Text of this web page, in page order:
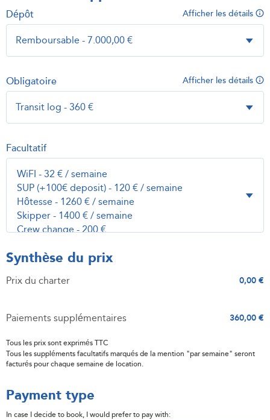
Afficher les détails
Dépôt
Afficher les détails
Obligatoire
Facultatif
Synthèse du prix
Prix du charter 0,00 €
Paiements supplémentaires 360,00 €
Tous les prix sont exprimés TTC
Tous les suppléments facultatifs marqués de la mention "par semaine" seront
facturés pour chaque semaine de location.
Payment type
In case I decide to book, I would prefer to pay with: